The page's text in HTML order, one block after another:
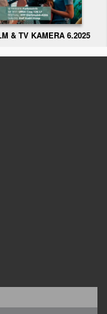
& TV KAMERA 6.2025